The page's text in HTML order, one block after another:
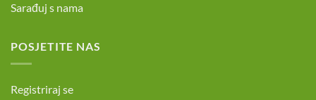
Sarađuj s nama
POSJETITE NAS
Registriraj se